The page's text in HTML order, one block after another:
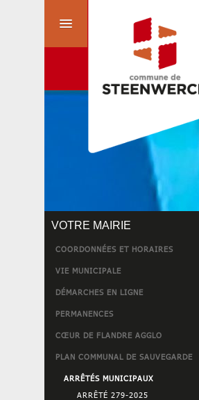
VOTRE MAIRIE
COORDONNÉES ET HORAIRES
VIE MUNICIPALE
DÉMARCHES EN LIGNE
PERMANENCES
CŒUR DE FLANDRE AGGLO
PLAN COMMUNAL DE SAUVEGARDE
ARRÊTÉS MUNICIPAUX
ARRÊTÉ 279-2025